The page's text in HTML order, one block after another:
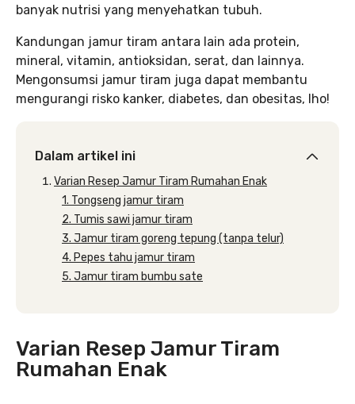
banyak nutrisi yang menyehatkan tubuh.
Kandungan jamur tiram antara lain ada protein,
mineral, vitamin, antioksidan, serat, dan lainnya.
Mengonsumsi jamur tiram juga dapat membantu
mengurangi risko kanker, diabetes, dan obesitas, lho!
Dalam artikel ini
Varian Resep Jamur Tiram Rumahan Enak
1. Tongseng jamur tiram
2. Tumis sawi jamur tiram
3. Jamur tiram goreng tepung (tanpa telur)
4. Pepes tahu jamur tiram
5. Jamur tiram bumbu sate
Varian Resep Jamur Tiram
Rumahan Enak